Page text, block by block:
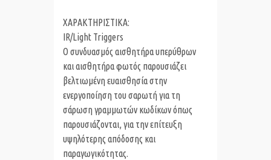
ΧΑΡΑΚΤΗΡΙΣΤΙΚΑ:
IR/Light Triggers
Ο συνδυασμός αισθητήρα υπερύθρων
και αισθητήρα φωτός παρουσιάζει
βελτιωμένη ευαισθησία στην
ενεργοποίηση του σαρωτή για τη
σάρωση γραμμωτών κωδίκων όπως
παρουσιάζονται, για την επίτευξη
υψηλότερης απόδοσης και
παραγωγικότητας.